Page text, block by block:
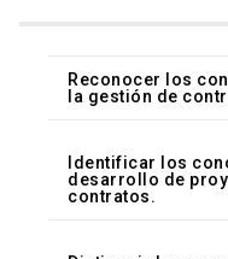
Reconocer los
la gestión de
Identificar los
desarrollo de
contratos.